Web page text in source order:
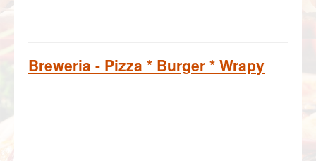
Breweria - Pizza * Burger * Wrapy